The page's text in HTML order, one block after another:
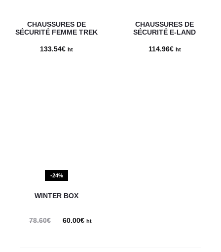
CHAUSSURES DE
SÉCURITÉ FEMME TREK
133.54€ ht
CHAUSSURES DE
SÉCURITÉ E-LAND
114.96€ ht
-24%
WINTER BOX
78.60€ 60.00€Le
ht